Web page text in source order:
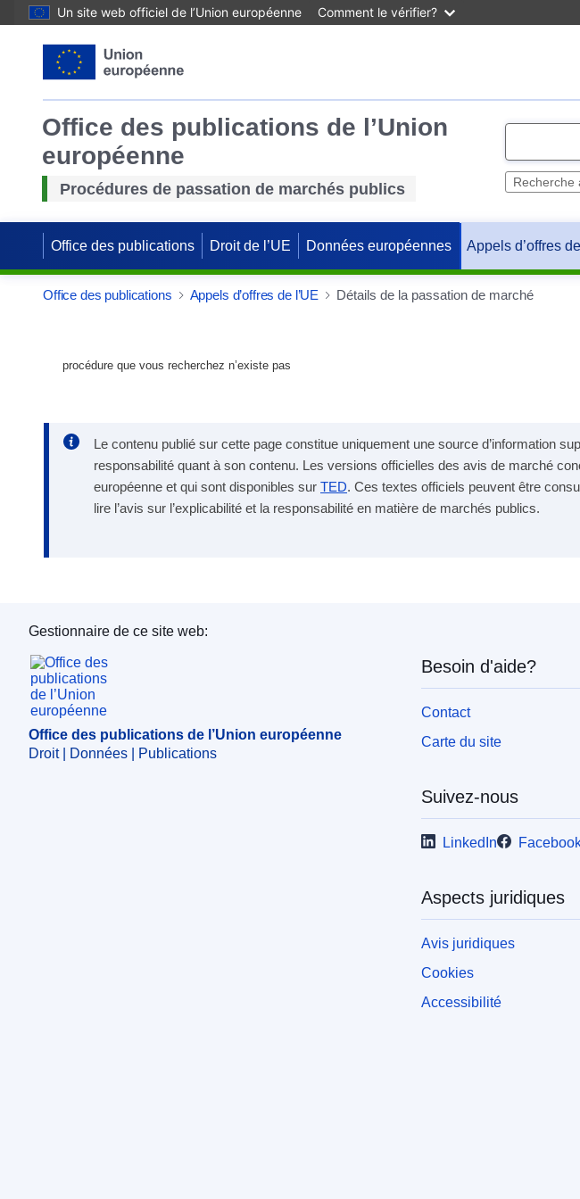
Un site web officiel de l’Union européenne Comment le vérifier?
Office des publications de l’Union
européenne
Procédures de passation de marchés publics
e
c
t
Recherche
Office des publications Droit de l’UE Données européennes Appels d’offres
Office des publications Appels d’offres de l’UE Détails de la passation de marché
procédure que vous recherchez n’existe pas
Le contenu publié sur cette page constitue uniquement une source d’information
responsabilité quant à son contenu. Les versions officielles des avis de marché
européenne et qui sont disponibles sur TED. Ces textes officiels peuvent être
lire l’avis sur l’explicabilité et la responsabilité en matière de marchés publics.
Office des publications de l’Union européenne
Gestionnaire de ce site web:
Office des publications de l’Union européenne
Droit | Données | Publications
Besoin d'aide?
Contact
Carte du site
Suivez-nous
LinkedIn
Aspects juridiques
Avis juridiques
Cookies
Accessibilité